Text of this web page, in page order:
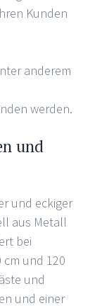
Kunden
anderem
werden.
und
und eckiger
aus Metall
bei
und 120
und
und einer